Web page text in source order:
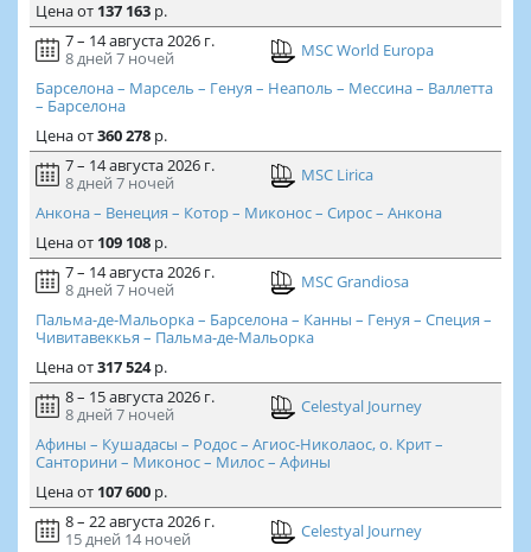
Ценаот 137 163р.
7 – 14 августа 2026 г.
8 дней 7 ночей
MSC World Europa
Барселона – Марсель – Генуя – Неаполь – Мессина – Валлетта
– Барселона
Ценаот360 278р.
7 – 14 августа 2026 г.
8 дней 7 ночей
MSC Lirica
Анкона – Венеция – Котор – Миконос – Сирос – Анкона
Ценаот 109 108р.
7 – 14 августа 2026 г.
8 дней 7 ночей
MSC Grandiosa
Пальма-де-Мальорка – Барселона – Канны – Генуя – Специя –
Чивитавеккья – Пальма-де-Мальорка
Ценаот317 524р.
8 – 15 августа 2026 г.
8 дней 7 ночей
Celestyal Journey
Афины – Кушадасы – Родос – Агиос-Николаос, о. Крит –
Санторини – Миконос – Милос – Афины
Ценаот 107 600р.
8 – 22 августа 2026 г.
15 дней 14 ночей
Celestyal Journey